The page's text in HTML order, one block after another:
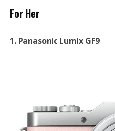
For Her
1. Panasonic Lumix GF9